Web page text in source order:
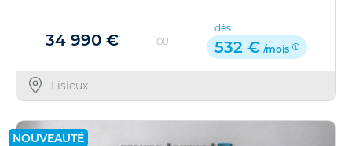
34 990 € OU
dès
532 € /mois
Lisieux
NOUVEAUTÉ